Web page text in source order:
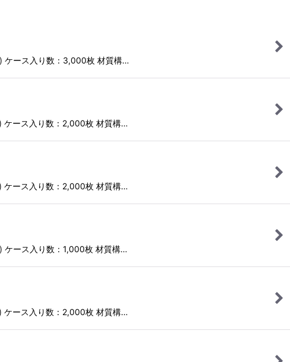
ケース入り数：3,000枚 材質構…
ース入り数：2,000枚 材質構…
ース入り数：2,000枚 材質構…
ース入り数：1,000枚 材質構…
ース入り数：2,000枚 材質構…